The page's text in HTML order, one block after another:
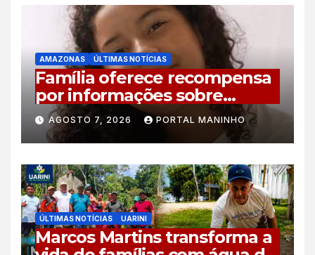
AMAZONAS ÚLTIMAS NOTÍCIAS
Família oferece recompensa
por informações sobre
adolescente desaparecida
em Manaus
AGOSTO 7, 2026 PORTAL MANINHO
ÚLTIMAS NOTÍCIAS UARINI
Marcos Martins transforma a